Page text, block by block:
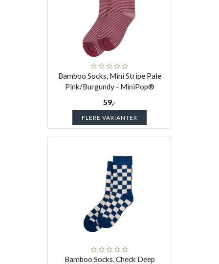
Bamboo Socks, Mini Stripe Pale
Pink/Burgundy - MiniPop®
59,-
FLERE VARIANTER
Bamboo Socks, Check Deep